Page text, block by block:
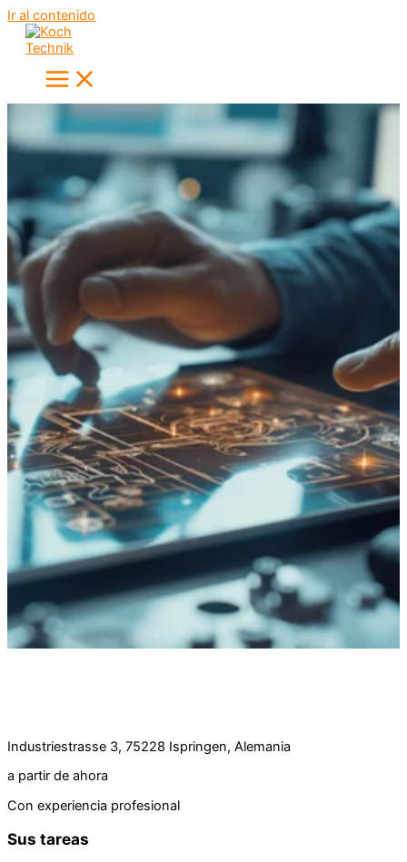
Ir al contenido
Industriestrasse 3, 75228 Ispringen, Alemania
a partir de ahora
Con experiencia profesional
Sus tareas